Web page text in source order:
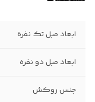
ابعاد مبل تک نفره
ابعاد مبل دو نفره
جنس روکش